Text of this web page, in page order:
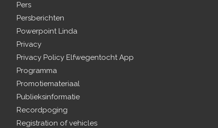
Pers
Persberichten
Powerpoint Linda
Privacy
Privacy Policy Elfwegentocht App
Programma
Promotiemateriaal
Publieksinformatie
Recordpoging
Registration of vehicles